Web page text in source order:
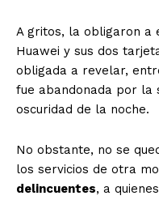
A gritos, la obligaron a
Huawei y sus dos
obligada a revelar,
fue abandonada por la
oscuridad de la noche.
No obstante, no se
los servicios de otra
delincuentes, a